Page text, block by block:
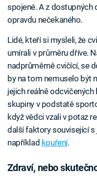
spojené. A z
opravdu nečekaného.
Lidé, kteří si mysleli, že
umírali v průměru dříve.
nadprůměrně cvičící, se
by na tom nemuselo být
jejich reálně
skupiny v podstatě
když vědci vzali v potaz
další faktory související
například kouření.
Zdraví, nebo